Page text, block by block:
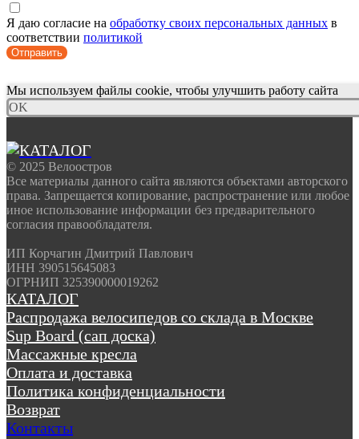
Я даю согласие на обработку своих персональных данных в
соответствии политикой
Отправить
Мы используем файлы cookie, чтобы улучшить работу сайта
OK
© 2025 Велоостров
Все материалы данного сайта являются объектами авторского
права. Запрещается копирование, распространение или любое
иное использование информации без предварительного
согласия правообладателя.
ИП Корчагин Дмитрий Павлович
ИНН 390515645083
ОГРНИП 325390000019262
КАТАЛОГ
Распродажа велосипедов со склада в Москве
Sup Board (сап доска)
Массажные кресла
Оплата и доставка
Политика конфиденциальности
Возврат
Контакты